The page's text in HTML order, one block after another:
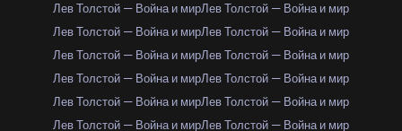
Лев Толстой — Война и мирЛев Толстой — Война и мир
Лев Толстой — Война и мирЛев Толстой — Война и мир
Лев Толстой — Война и мирЛев Толстой — Война и мир
Лев Толстой — Война и мирЛев Толстой — Война и мир
Лев Толстой — Война и мирЛев Толстой — Война и мир
Лев Толстой — Война и мирЛев Толстой — Война и мир